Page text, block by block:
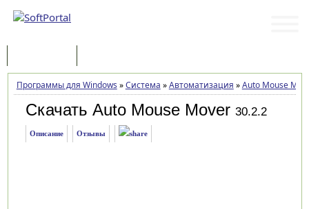
Программы для Windows »Система »Автоматизация »Auto Mouse
Скачать Auto Mouse Mover 30.2.2
Описание Отзывы